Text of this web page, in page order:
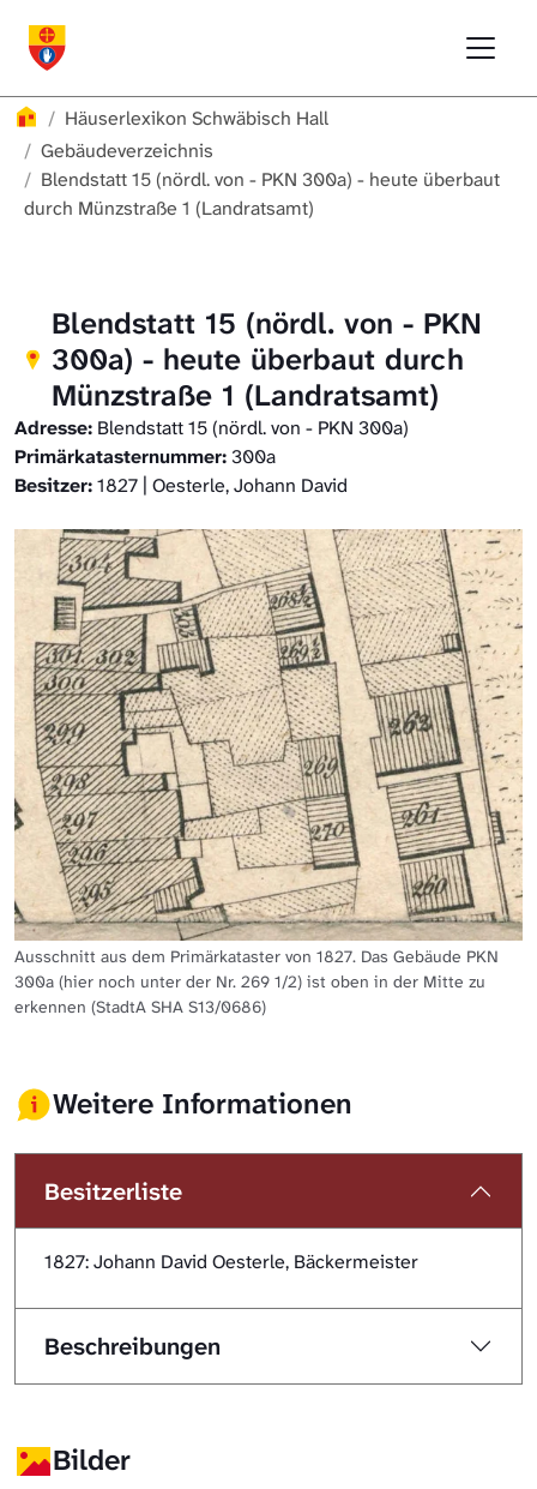
Häuserlexikon
Häuserlexikon Schwäbisch Hall
Gebäudeverzeichnis
Blendstatt 15 (nördl. von - PKN 300a) - heute überbaut
durch Münzstraße 1 (Landratsamt)
Blendstatt 15 (nördl. von - PKN
300a) - heute überbaut durch
Münzstraße 1 (Landratsamt)
Adresse: Blendstatt 15 (nördl. von - PKN 300a)
Primärkatasternummer:300a
Besitzer:1827 | Oesterle, Johann David
Ausschnitt aus dem Primärkataster von 1827. Das Gebäude PKN
300a (hier noch unter der Nr. 269 1/2) ist oben in der Mitte zu
erkennen (StadtA SHA S13/0686)
Weitere Informationen
Besitzerliste
1827: Johann David Oesterle, Bäckermeister
Beschreibungen
Bilder
Häuserlexikon Steinbach
Häuserlexikon Bibersfeld
Gebäudeverzeichnis